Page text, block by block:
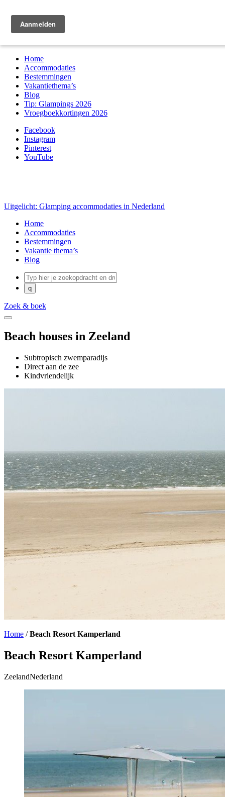
Home
Accommodaties
Bestemmingen
Vakantiethema’s
Blog
Tip: Glampings 2026
Vroegboekkortingen 2026
Facebook
Instagram
Pinterest
YouTube
Uitgelicht: Glamping accommodaties in Nederland
Home
Accommodaties
Bestemmingen
Vakantie thema’s
Blog
Zoek & boek
Beach houses in Zeeland
Subtropisch zwemparadijs
Direct aan de zee
Kindvriendelijk
Home /Beach Resort Kamperland
Beach Resort Kamperland
ZeelandNederland